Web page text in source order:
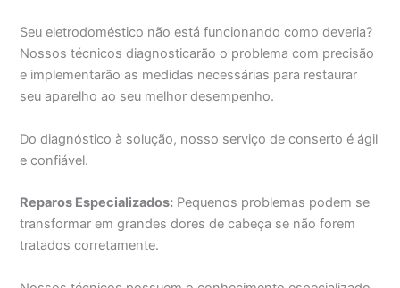
Seu eletrodoméstico não está funcionando como deveria?
Nossos técnicos diagnosticarão o problema com precisão
e implementarão as medidas necessárias para restaurar
seu aparelho ao seu melhor desempenho.
Do diagnóstico à solução, nosso serviço de conserto é ágil
e confiável.
Reparos Especializados: Pequenos problemas podem se
transformar em grandes dores de cabeça se não forem
tratados corretamente.